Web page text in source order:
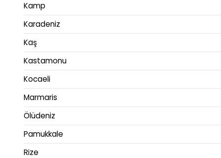
Kamp
Karadeniz
Kaş
Kastamonu
Kocaeli
Marmaris
Ölüdeniz
Pamukkale
Rize